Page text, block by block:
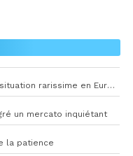
Zéro recrue au 7 août, l’OM face à une situation rarissime en Europe
un mercato inquiétant
la patience